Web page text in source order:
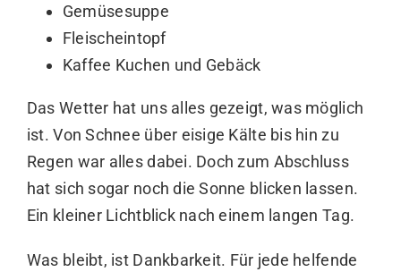
Gemüsesuppe
Fleischeintopf
Kaffee Kuchen und Gebäck
Das Wetter hat uns alles gezeigt, was möglich
ist. Von Schnee über eisige Kälte bis hin zu
Regen war alles dabei. Doch zum Abschluss
hat sich sogar noch die Sonne blicken lassen.
Ein kleiner Lichtblick nach einem langen Tag.
Was bleibt, ist Dankbarkeit. Für jede helfende